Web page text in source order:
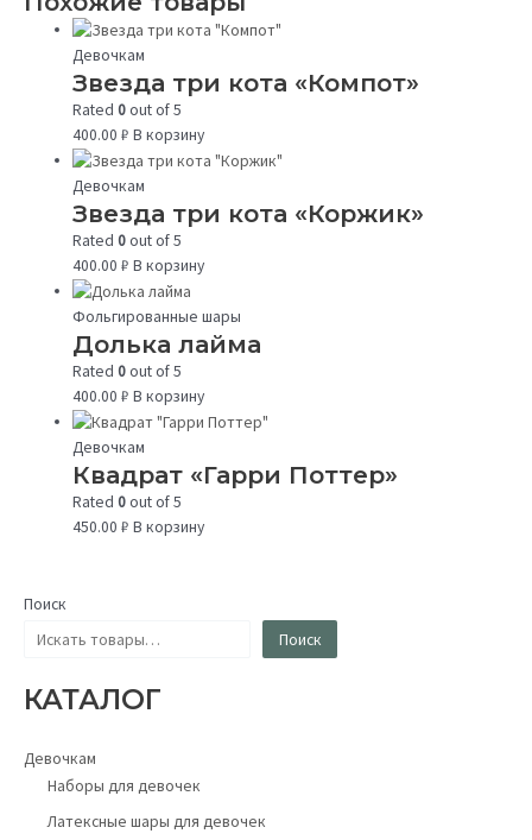
Поиск
Поиск
КАТАЛОГ
Девочкам
Наборы для девочек
Латексные шары для девочек
Девочкам
Звезда три кота «Компот»
Rated0out of 5
400.00₽ В корзину
Девочкам
Звезда три кота «Коржик»
Rated0out of 5
400.00₽ В корзину
Фольгированные шары
Долька лайма
Rated0out of 5
400.00₽ В корзину
Девочкам
Квадрат «Гарри Поттер»
Rated0out of 5
450.00₽ В корзину